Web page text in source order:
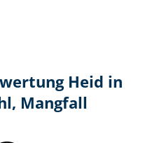
Heid in
Mangfall